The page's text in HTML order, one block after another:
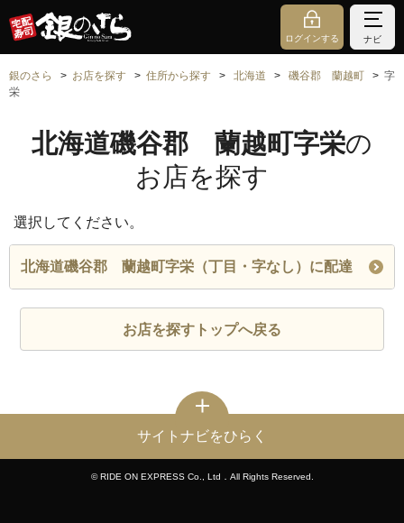
ログインする ナビ
銀のさら お店を探す 住所から探す 北海道 磯谷郡 蘭越町
字
栄
北海道磯谷郡 蘭越町字栄の
お店を探す
選択してください。
北海道磯谷郡 蘭越町字栄（丁目・字なし）に配達
お店を探すトップへ戻る
サイトナビをひらく
© RIDE ON EXPRESS Co., Ltd．All Rights Reserved.